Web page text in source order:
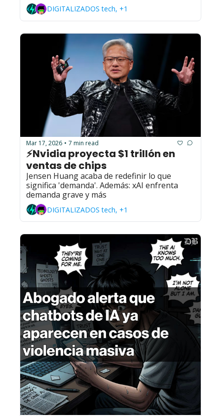
DIGITALIZADOS tech, +1
Mar 17, 2026 • 7 min read
⚡Nvidia proyecta $1 trillón en
ventas de chips
Jensen Huang acaba de redefinir lo que
significa 'demanda'. Además: xAI enfrenta
demanda grave y más
DIGITALIZADOS tech, +1